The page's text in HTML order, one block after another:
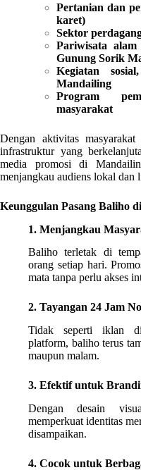
Pertanian dan
karet)
Sektor
Pariwisata
Gunung Sorik
Kegiatan
Mandailing
Program
masyarakat
Dengan aktivitas
infrastruktur yang
media promosi di
menjangkau audiens lokal dan
Keunggulan Pasang Baliho
1. Menjangkau
Baliho terletak di
orang setiap hari.
mata tanpa perlu akses
2. Tayangan 24 Jam
Tidak seperti iklan
platform, baliho terus
maupun malam.
3. Efektif untuk
Dengan desain
memperkuat identitas
disampaikan.
4. Cocok untuk